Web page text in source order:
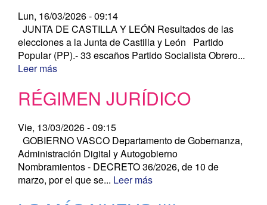
Lun, 16/03/2026 - 09:14
JUNTA DE CASTILLA Y LEÓN Resultados de las
elecciones a la Junta de Castilla y León Partido
Popular (PP).- 33 escaños Partido Socialista Obrero...
Leer más
RÉGIMEN JURÍDICO
Vie, 13/03/2026 - 09:15
GOBIERNO VASCO Departamento de Gobernanza,
Administración Digital y Autogobierno
Nombramientos - DECRETO 36/2026, de 10 de
marzo, por el que se... Leer más